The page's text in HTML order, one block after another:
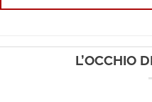
L’OCCHIO